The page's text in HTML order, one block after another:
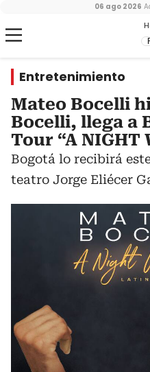
06 ago 2026
Entretenimiento
Mateo Bocelli
Bocelli, llega a
Tour “A NIGHT
Bogotá lo recibirá
teatro Jorge Eliécer